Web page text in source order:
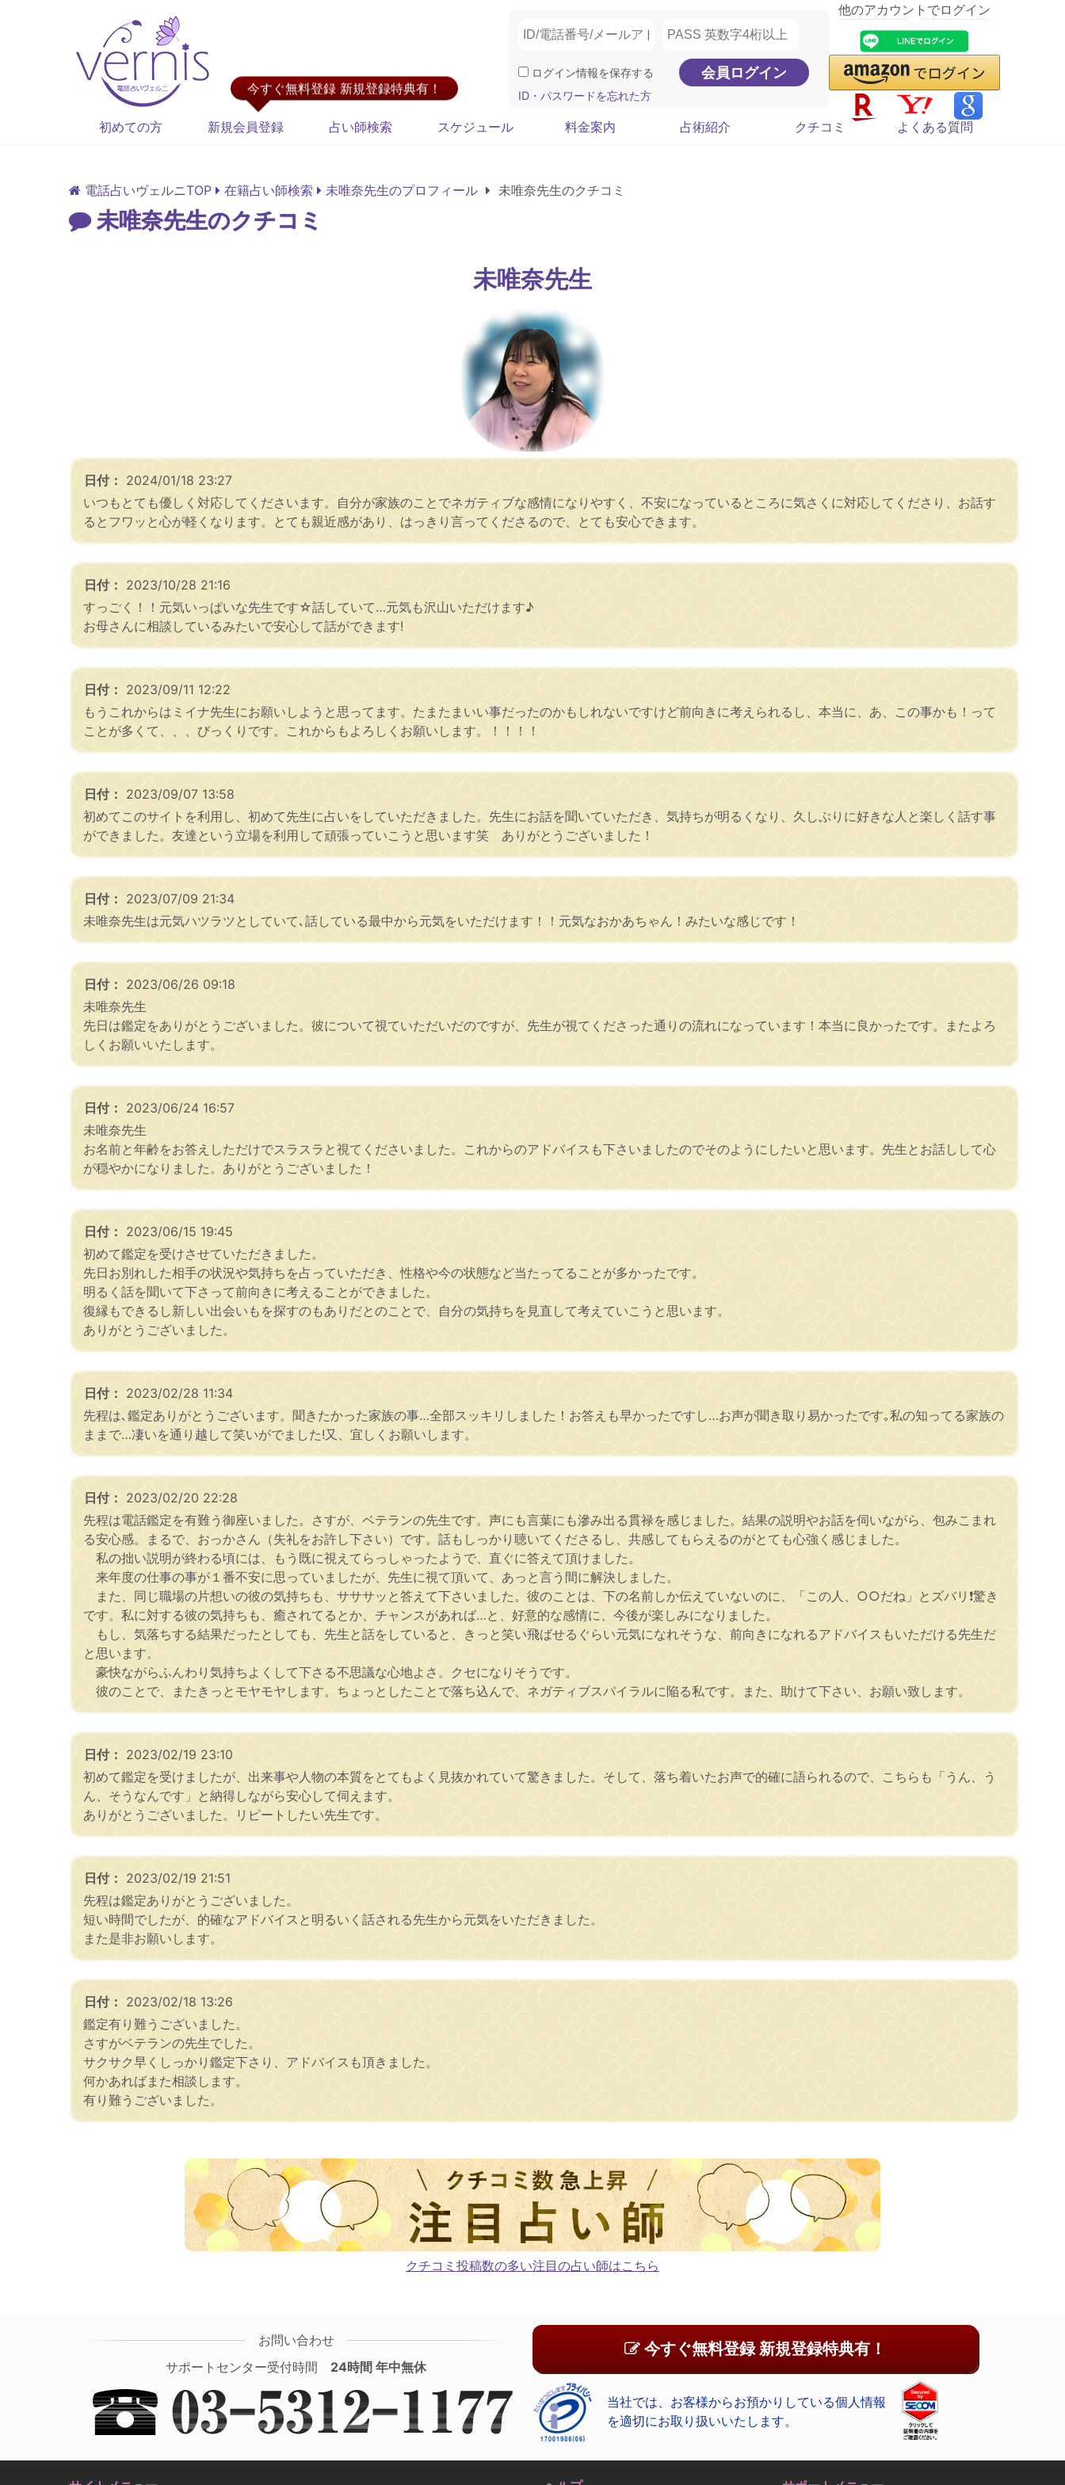
今すぐ無料登録 新規登録特典有！
ログイン情報を保存する
ID・パスワードを忘れた方
他のアカウントでログイン
初めての方 新規会員登録 占い師検索 スケジュール 料金案内 占術紹介 クチコミ よくある質問
電話占いヴェルニTOP 在籍占い師検索 未唯奈先生のプロフィール 未唯奈先生のクチコミ
未唯奈先生のクチコミ
未唯奈先生
日付： 2024/01/18 23:27
いつもとても優しく対応してくださいます。自分が家族のことでネガティブな感情になりやすく、不安になっているところに気さくに対応してくださり、お話す
るとフワッと心が軽くなります。とても親近感があり、はっきり言ってくださるので、とても安心できます。
日付： 2023/10/28 21:16
すっごく！！元気いっぱいな先生です☆話していて…元気も沢山いただけます♪
お母さんに相談しているみたいで安心して話ができます!
日付： 2023/09/11 12:22
もうこれからはミイナ先生にお願いしようと思ってます。たまたまいい事だったのかもしれないですけど前向きに考えられるし、本当に、あ、この事かも！って
ことが多くて、、、びっくりです。これからもよろしくお願いします。！！！！
日付： 2023/09/07 13:58
初めてこのサイトを利用し、初めて先生に占いをしていただきました。先生にお話を聞いていただき、気持ちが明るくなり、久しぶりに好きな人と楽しく話す事
ができました。友達という立場を利用して頑張っていこうと思います笑 ありがとうございました！
日付： 2023/07/09 21:34
未唯奈先生は元気ハツラツとしていて､話している最中から元気をいただけます！！元気なおかあちゃん！みたいな感じです！
日付： 2023/06/26 09:18
未唯奈先生
先日は鑑定をありがとうございました。彼について視ていただいだのですが、先生が視てくださった通りの流れになっています！本当に良かったです。またよろ
しくお願いいたします。
日付： 2023/06/24 16:57
未唯奈先生
お名前と年齢をお答えしただけでスラスラと視てくださいました。これからのアドバイスも下さいましたのでそのようにしたいと思います。先生とお話しして心
が穏やかになりました。ありがとうございました！
日付： 2023/06/15 19:45
初めて鑑定を受けさせていただきました。
先日お別れした相手の状況や気持ちを占っていただき、性格や今の状態など当たってることが多かったです。
明るく話を聞いて下さって前向きに考えることができました。
復縁もできるし新しい出会いもを探すのもありだとのことで、自分の気持ちを見直して考えていこうと思います。
ありがとうございました。
日付： 2023/02/28 11:34
先程は､鑑定ありがとうございます。聞きたかった家族の事…全部スッキリしました！お答えも早かったですし…お声が聞き取り易かったです｡私の知ってる家族の
ままで…凄いを通り越して笑いがでました!又、宜しくお願いします。
日付： 2023/02/20 22:28
先程は電話鑑定を有難う御座いました。さすが、ベテランの先生です。声にも言葉にも滲み出る貫禄を感じました。結果の説明やお話を伺いながら、包みこまれ
る安心感。まるで、おっかさん（失礼をお許し下さい）です。話もしっかり聴いてくださるし、共感してもらえるのがとても心強く感じました。
私の拙い説明が終わる頃には、もう既に視えてらっしゃったようで、直ぐに答えて頂けました。
来年度の仕事の事が１番不安に思っていましたが、先生に視て頂いて、あっと言う間に解決しました。
また、同じ職場の片想いの彼の気持ちも、サササッと答えて下さいました。彼のことは、下の名前しか伝えていないのに、「この人、○○だね」とズバリ❗驚き
です。私に対する彼の気持ちも、癒されてるとか、チャンスがあれば…と、好意的な感情に、今後が楽しみになりました。
もし、気落ちする結果だったとしても、先生と話をしていると、きっと笑い飛ばせるぐらい元気になれそうな、前向きになれるアドバイスもいただける先生だ
と思います。
豪快ながらふんわり気持ちよくして下さる不思議な心地よさ。クセになりそうです。
彼のことで、またきっとモヤモヤします。ちょっとしたことで落ち込んで、ネガティブスパイラルに陥る私です。また、助けて下さい、お願い致します。
日付： 2023/02/19 23:10
初めて鑑定を受けましたが、出来事や人物の本質をとてもよく見抜かれていて驚きました。そして、落ち着いたお声で的確に語られるので、こちらも「うん、う
ん、そうなんです」と納得しながら安心して伺えます。
ありがとうございました。リピートしたい先生です。
日付： 2023/02/19 21:51
先程は鑑定ありがとうございました。
短い時間でしたが、的確なアドバイスと明るいく話される先生から元気をいただきました。
また是非お願いします。
日付： 2023/02/18 13:26
鑑定有り難うございました。
さすがベテランの先生でした。
サクサク早くしっかり鑑定下さり、アドバイスも頂きました。
何かあればまた相談します。
有り難うございました。
クチコミ投稿数の多い注目の占い師はこちら
お問い合わせ
サポートセンター受付時間 24時間 年中無休
今すぐ無料登録 新規登録特典有！
当社では、お客様からお預かりしている個人情報
を適切にお取り扱いいたします。